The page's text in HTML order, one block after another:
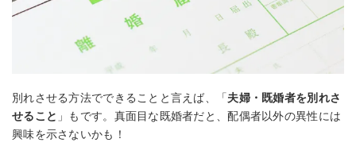
別れさせる方法でできることと言えば、「夫婦・既婚者を別れさ
せること 」もです。真面目な既婚者だと、配偶者以外の異性には
興味を示さないかも！